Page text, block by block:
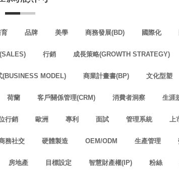
育 品牌 美學 商務發展(BD) 國際化
行銷 成長策略(GROWTH STRATEGY)
(BUSINESS MODEL) 商業計畫書(BP) 文化型塑
荷蘭 客戶關係管理(CRM) 消費者洞察 生涯
行銷 歐洲 專利 面試 管理系統 上
務社交 硬體製造 OEM/ODM 生產管理
房地產 目標設定 智慧財產權(IP) 粉絲